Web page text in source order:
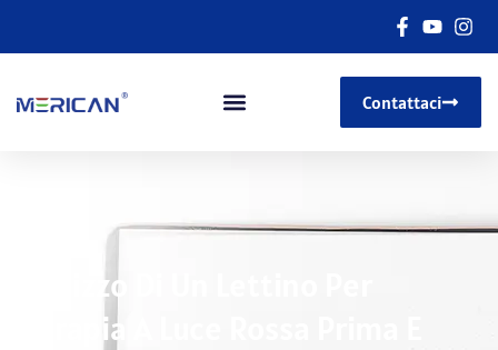
Contattaci
Utilizzo Di Un Lettino Per
Terapia A Luce Rossa Prima E